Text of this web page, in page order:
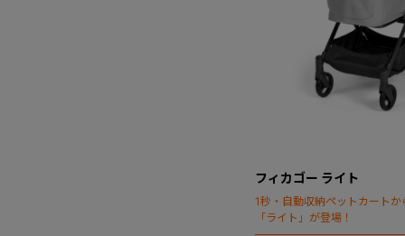
フィカゴー ライト
1秒・自動収納ペットカート
「ライト」が登場！